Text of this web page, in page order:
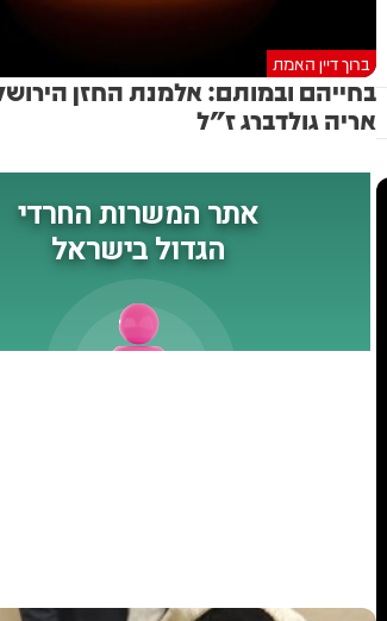
ברוך דיין האמת
בחייהם ובמותם: אלמנת החזן
אריה גולדברג ז"ל